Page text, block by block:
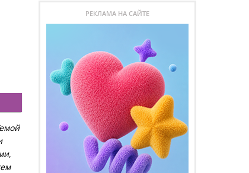
РЕКЛАМА НА САЙТЕ